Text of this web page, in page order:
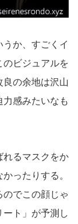
か、すごくイ
のビジュアルを
良の余地は沢山
感みたいなも
るマスクをか
ったりする。
でこの顔じゃ
ト」が予測し